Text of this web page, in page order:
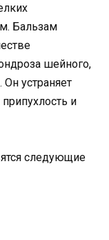
Бальзам
шейного,
Он устраняет
и
следующие